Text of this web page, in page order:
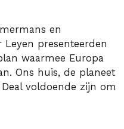
en
presenteerden
waarmee Europa
Ons huis, de planeet
voldoende zijn om